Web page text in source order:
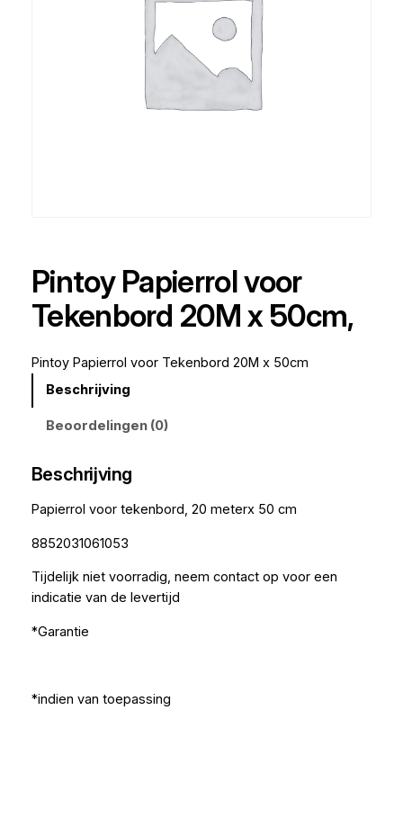
Pintoy Papierrol voor
Tekenbord 20M x 50cm,
Pintoy Papierrol voor Tekenbord 20M x 50cm
Beschrijving
Beoordelingen (0)
Beschrijving
Papierrol voor tekenbord, 20 meterx 50 cm
8852031061053
Tijdelijk niet voorradig, neem contact op voor een
indicatie van de levertijd
*Garantie
*indien van toepassing